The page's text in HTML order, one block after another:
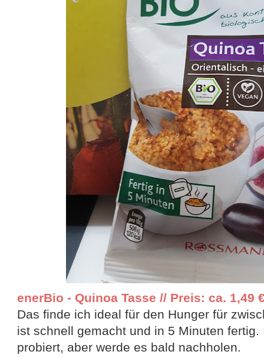
enerBio - Quinoa Tasse // Preis: ca. 1,49
Das finde ich ideal für den Hunger für
ist schnell gemacht und in 5 Minuten
probiert, aber werde es bald nachholen.